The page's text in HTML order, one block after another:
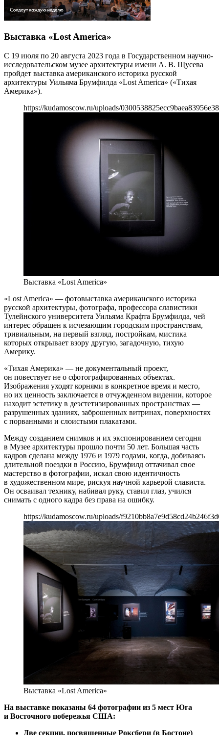
Выставка «Lost America»
С 19 июля по 20 августа 2023 года в Государственном научно-
исследовательском музее архитектуры имени А. В. Щусева
пройдет выставка американского историка русской
архитектуры Уильяма Брумфилда «Lost America» («Тихая
Америка»).
https://kudamoscow.ru/uploads/
Выставка «Lost America»
«Lost America» — фотовыставка американского историка
русской архитектуры, фотографа, профессора славистики
Тулейнского университета Уильяма Крафта Брумфилда, чей
интерес обращен к исчезающим городским пространствам,
тривиальным, на первый взгляд, постройкам, мистика
которых открывает взору другую, загадочную, тихую
Америку.
«Тихая Америка» — не документальный проект,
он повествует не о сфотографированных объектах.
Изображения уходят корнями в конкретное время и место,
но их ценность заключается в отчужденном видении, которое
находит эстетику в деэстетизированных пространствах —
разрушенных зданиях, заброшенных витринах, поверхностях
с порванными и слоистыми плакатами.
Между созданием снимков и их экспонированием сегодня
в Музее архитектуры прошло почти 50 лет. Большая часть
кадров сделана между 1976 и 1979 годами, когда, добиваясь
длительной поездки в Россию, Брумфилд оттачивал свое
мастерство в фотографии, искал свою идентичность
в художественном мире, рискуя научной карьерой слависта.
Он осваивал технику, набивал руку, ставил глаз, учился
снимать с одного кадра без права на ошибку.
https://kudamoscow.ru/uploads/
Выставка «Lost America»
На выставке показаны 64 фотографии из 5 мест Юга
и Восточного побережья США:
Две секции, посвященные Роксбери (в Бостоне)